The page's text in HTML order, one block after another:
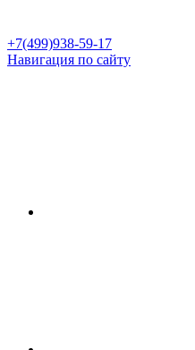
+7(499)938-59-17
Навигация по сайту